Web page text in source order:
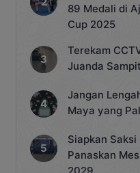
89 Medali di
Cup 2025
Terekam
Juanda
Jangan
Maya yang
Siapkan
Panaskan